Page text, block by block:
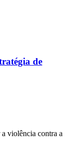
de
violência contra a